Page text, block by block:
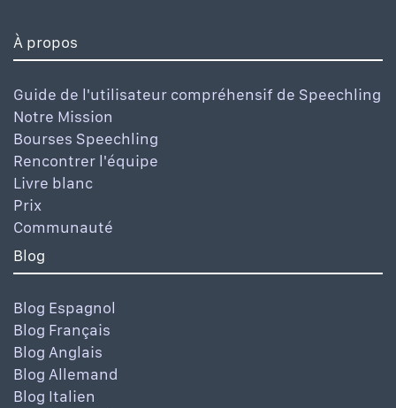
À propos
Guide de l'utilisateur compréhensif de Speechling
Notre Mission
Bourses Speechling
Rencontrer l'équipe
Livre blanc
Prix
Communauté
Blog
Blog Espagnol
Blog Français
Blog Anglais
Blog Allemand
Blog Italien